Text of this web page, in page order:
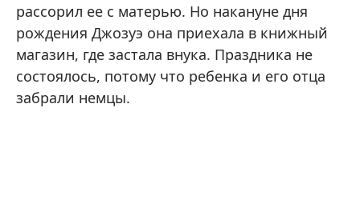
рассорил ее с матерью. Но накануне дня
рождения Джозуэ она приехала в книжный
магазин, где застала внука. Праздника не
состоялось, потому что ребенка и его отца
забрали немцы.